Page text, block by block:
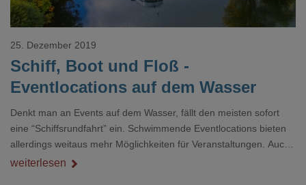
Schiff, Boot und Floß -
Eventlocations auf dem Wasser
25. Dezember 2019
Denkt man an Events auf dem Wasser, fällt den meisten sofort
eine “Schiffsrundfahrt” ein. Schwimmende Eventlocations bieten
allerdings weitaus mehr Möglichkeiten für Veranstaltungen. Auch
haben sich viele Vermieter von Schiffen und Booten auf die
weiterlesen